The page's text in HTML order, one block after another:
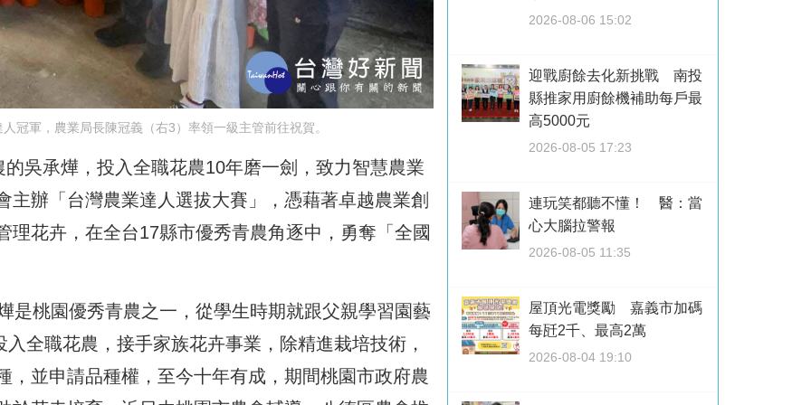
冠軍，農業局長陳冠義（右3）率領一級主管前往祝賀。
吳承燁，投入全職花農10年磨一劍，致力智慧農業
辦「台灣農業達人選拔大賽」，憑藉著卓越農業創
理花卉，在全台17縣市優秀青農角逐中，勇奪「全國
是桃園優秀青農之一，從學生時期就跟父親學習園藝
全職花農，接手家族花卉事業，除精進栽培技術，
，並申請品種權，至今十年有成，期間桃園市政府農
2026-08-06 15:02
迎戰廚餘去化新挑戰 南投
縣推家用廚餘機補助每戶最
高5000元
2026-08-05 17:23
連玩笑都聽不懂！ 醫：當
心大腦拉警報
2026-08-05 11:35
屋頂光電獎勵 嘉義市加碼
每瓩2千、最高2萬
2026-08-04 19:10